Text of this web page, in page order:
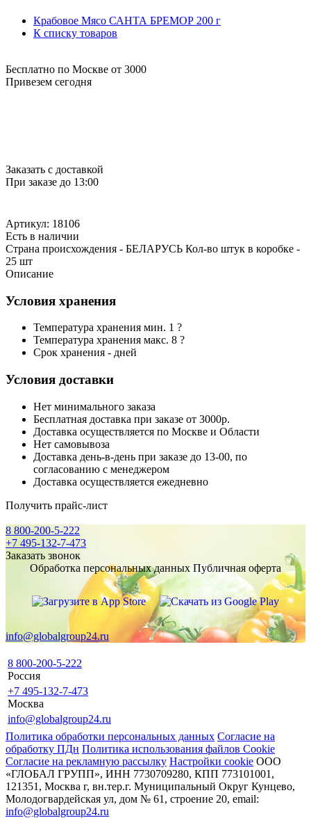
Крабовое Мясо САНТА БРЕМОР 200 г
К списку товаров
Бесплатно по Москве от 3000
Привезем сегодня
Заказать с доставкой
При заказе до 13:00
Артикул: 18106
Есть в наличии
Страна происхождения - БЕЛАРУСЬ Кол-во штук в коробке -
25 шт
Описание
Условия хранения
Температура хранения мин. 1 ?
Температура хранения макс. 8 ?
Срок хранения - дней
Условия доставки
Нет минимального заказа
Бесплатная доставка при заказе от 3000р.
Доставка осуществляется по Москве и Области
Нет самовывоза
Доставка день-в-день при заказе до 13-00, по
согласованию с менеджером
Доставка осуществляется ежедневно
Получить прайс-лист
8 800-200-5-222
+7 495-132-7-473
Заказать звонок
Обработка персональных данных Публичная оферта
info@globalgroup24.ru
8 800-200-5-222
Россия
+7 495-132-7-473
Москва
info@globalgroup24.ru
Политика обработки персональных данных Согласие на
обработку ПДн Политика использования файлов Cookie
Согласие на рекламную рассылку Настройки cookie ООО
«ГЛОБАЛ ГРУПП», ИНН 7730709280, КПП 773101001,
121351, Москва г, вн.тер.г. Муниципальный Округ Кунцево,
Молодогвардейская ул, дом № 61, строение 20, email:
info@globalgroup24.ru